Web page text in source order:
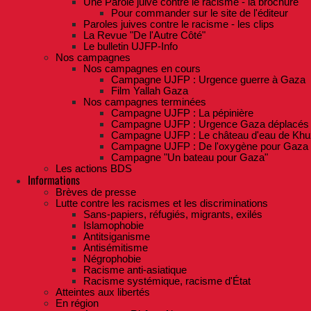
Pour commander sur le site de l'éditeur
Paroles juives contre le racisme - les clips
La Revue "De l'Autre Côté"
Le bulletin UJFP-Info
Nos campagnes
Nos campagnes en cours
Campagne UJFP : Urgence guerre à Gaza
Film Yallah Gaza
Nos campagnes terminées
Campagne UJFP : La pépinière
Campagne UJFP : Urgence Gaza déplacés
Campagne UJFP : Le château d'eau de
Campagne UJFP : De l'oxygène pour Gaza
Campagne "Un bateau pour Gaza"
Les actions BDS
Informations
Brèves de presse
Lutte contre les racismes et les discriminations
Sans-papiers, réfugiés, migrants, exilés
Islamophobie
Antitsiganisme
Antisémitisme
Négrophobie
Racisme anti-asiatique
Racisme systémique, racisme d'État
Atteintes aux libertés
En région